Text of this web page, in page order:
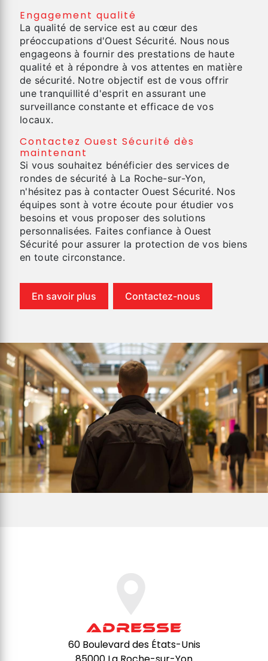
Engagement qualité
La qualité de service est au cœur des
préoccupations d'Ouest Sécurité. Nous nous
engageons à fournir des prestations de haute
qualité et à répondre à vos attentes en matière
de sécurité. Notre objectif est de vous offrir
une tranquillité d'esprit en assurant une
surveillance constante et efficace de vos
locaux.
Contactez Ouest Sécurité dès
maintenant
Si vous souhaitez bénéficier des services de
rondes de sécurité à La Roche-sur-Yon,
n'hésitez pas à contacter Ouest Sécurité. Nos
équipes sont à votre écoute pour étudier vos
besoins et vous proposer des solutions
personnalisées. Faites confiance à Ouest
Sécurité pour assurer la protection de vos biens
en toute circonstance.
En savoir plus Contactez-nous
Adresse
60 Boulevard des États-Unis